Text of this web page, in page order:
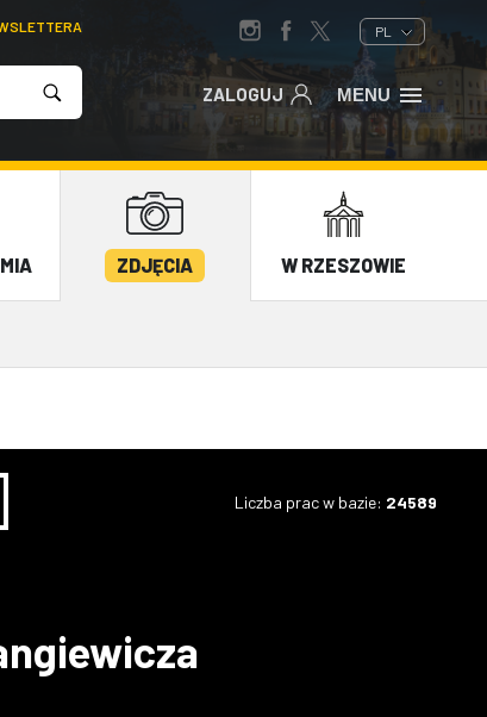
PL
ZALOGUJ MENU
ZDJĘCIA W RZESZOWIE
Liczba prac w bazie: 24589